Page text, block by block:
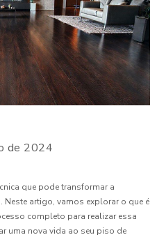
de 2024
que pode transformar a
artigo, vamos explorar o que é
completo para realizar essa
uma nova vida ao seu piso de